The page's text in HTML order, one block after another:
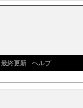
最終更新| ヘルプ]